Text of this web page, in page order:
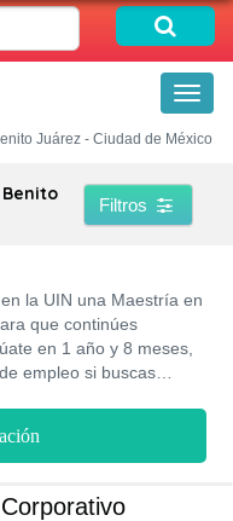
Juárez - Ciudad de México
Filtros
la UIN una Maestría en
que continúes
en 1 año y 8 meses,
empleo si buscas
de hasta 50%
la carrera, participa de
actividades que tiene